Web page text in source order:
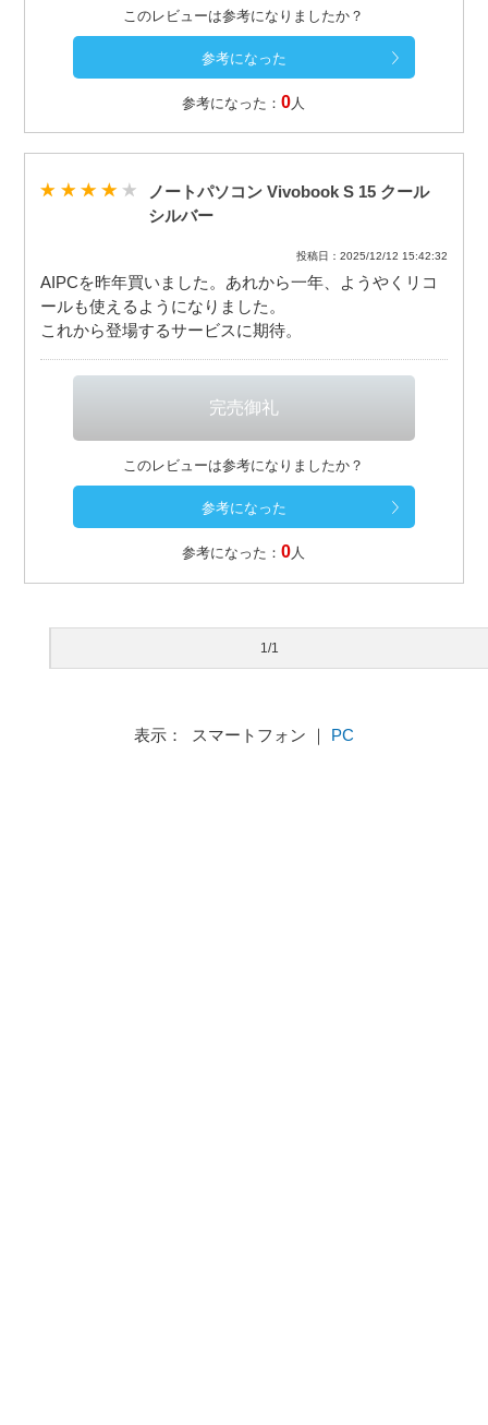
このレビューは参考になりましたか？
参考になった：0 人
ノートパソコン Vivobook S 15 クール
シルバー
投稿日：2025/12/12 15:42:32
AIPCを昨年買いました。あれから一年、ようやくリコ
ールも使えるようになりました。
これから登場するサービスに期待。
このレビューは参考になりましたか？
参考になった：0人
1/1
表示： スマートフォン ｜ PC